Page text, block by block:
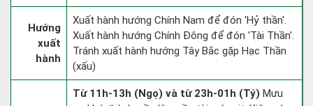
Hướng
xuất
hành
Xuất hành hướng Chính Nam để đón 'Hỷ thần'.
Xuất hành hướng Chính Đông để đón 'Tài Thần'.
Tránh xuất hành hướng Tây Bắc gặp Hạc Thần
(xấu)
Từ 11h-13h (Ngọ) và từ 23h-01h (Tý) Mưu